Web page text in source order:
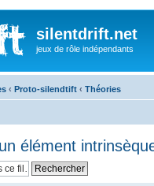
silentdrift.net
jeux de rôle indépendants
‹ Proto-silendtift ‹ Théories
élément